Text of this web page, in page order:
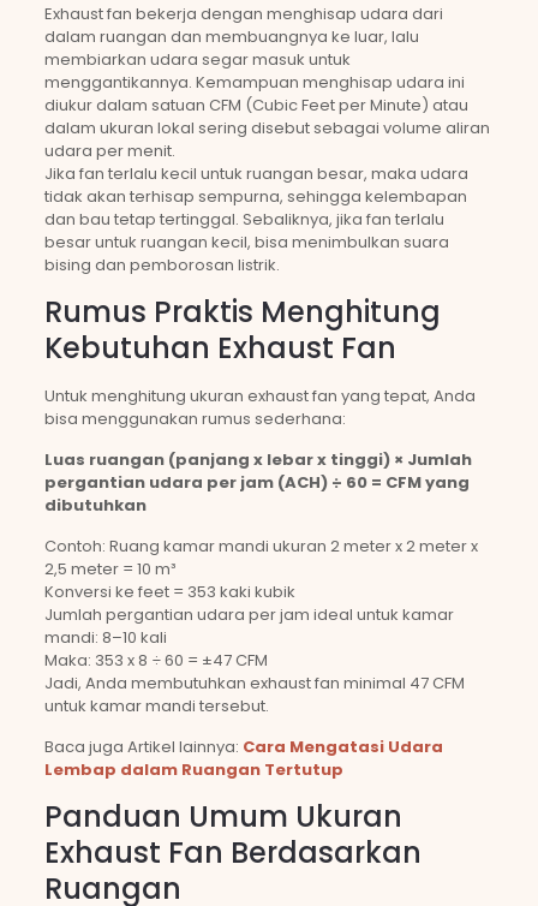
Exhaust fan bekerja dengan menghisap udara dari
dalam ruangan dan membuangnya ke luar, lalu
membiarkan udara segar masuk untuk
menggantikannya. Kemampuan menghisap udara ini
diukur dalam satuan CFM (Cubic Feet per Minute) atau
dalam ukuran lokal sering disebut sebagai volume aliran
udara per menit.
Jika fan terlalu kecil untuk ruangan besar, maka udara
tidak akan terhisap sempurna, sehingga kelembapan
dan bau tetap tertinggal. Sebaliknya, jika fan terlalu
besar untuk ruangan kecil, bisa menimbulkan suara
bising dan pemborosan listrik.
Rumus Praktis Menghitung
Kebutuhan Exhaust Fan
Untuk menghitung ukuran exhaust fan yang tepat, Anda
bisa menggunakan rumus sederhana:
Luas ruangan (panjang x lebar x tinggi) × Jumlah
pergantian udara per jam (ACH) ÷ 60 = CFM yang
dibutuhkan
Contoh: Ruang kamar mandi ukuran 2 meter x 2 meter x
2,5 meter = 10 m³
Konversi ke feet = 353 kaki kubik
Jumlah pergantian udara per jam ideal untuk kamar
mandi: 8–10 kali
Maka: 353 x 8 ÷ 60 = ±47 CFM
Jadi, Anda membutuhkan exhaust fan minimal 47 CFM
untuk kamar mandi tersebut.
Baca juga Artikel lainnya: Cara Mengatasi Udara
Lembap dalam Ruangan Tertutup
Panduan Umum Ukuran
Exhaust Fan Berdasarkan
Ruangan